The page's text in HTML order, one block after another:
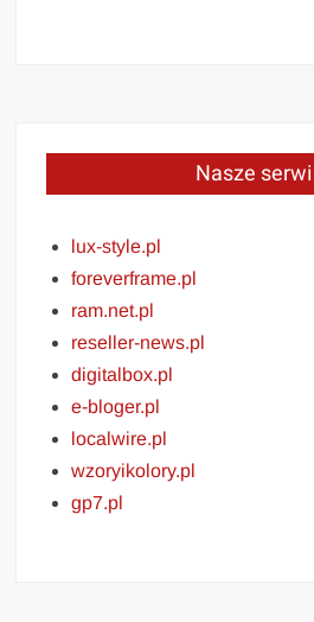
Nasze
lux-style.pl
foreverframe.pl
ram.net.pl
reseller-news.pl
digitalbox.pl
e-bloger.pl
localwire.pl
wzoryikolory.pl
gp7.pl